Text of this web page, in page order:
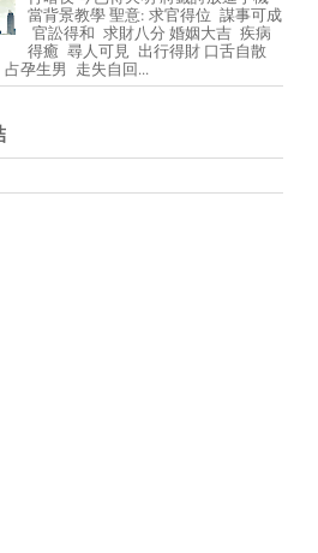
當背景教學 聖意: 求官得位 謀事可成
官訟得和 求財八分 婚姻大吉 疾病
得癒 尋人可見 出行得財 口舌自散
孕生男 走失自回...